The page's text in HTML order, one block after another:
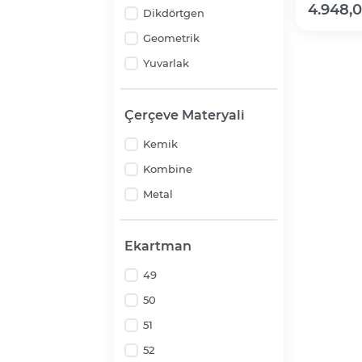
Dikdörtgen
Geometrik
Yuvarlak
Çerçeve Materyali
Kemik
Kombine
Metal
Ekartman
49
50
51
52